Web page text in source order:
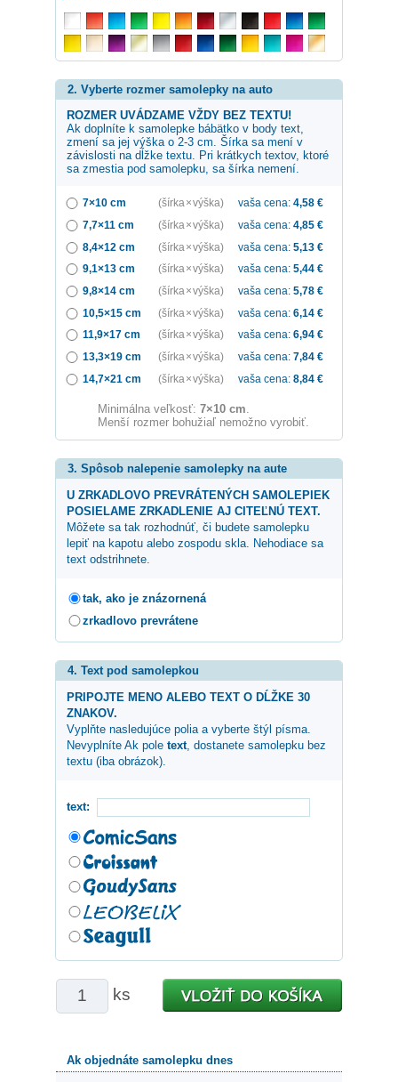
2. Vyberte rozmer samolepky na auto
ROZMER UVÁDZAME VŽDY BEZ TEXTU!
Ak doplníte k samolepke bábätko v body text,
zmení sa jej výška o 2-3 cm. Šírka sa mení v
závislosti na dĺžke textu. Pri krátkych textov, ktoré
sa zmestia pod samolepku, sa šírka nemení.
7×10 cm (šírka × výška) vaša cena: 4,58 €
7,7×11 cm
(šírka × výška) vaša cena: 4,85 €
8,4×12 cm
(šírka × výška) vaša cena: 5,13 €
9,1×13 cm
(šírka × výška) vaša cena: 5,44 €
9,8×14 cm
(šírka × výška) vaša cena: 5,78 €
10,5×15 cm
(šírka × výška) vaša cena: 6,14 €
11,9×17 cm
(šírka × výška) vaša cena: 6,94 €
13,3×19 cm
(šírka × výška) vaša cena: 7,84 €
14,7×21 cm
(šírka × výška) vaša cena: 8,84 €
Minimálna veľkosť: 7×10 cm.
Menší rozmer bohužiaľ nemožno vyrobiť.
3. Spôsob nalepenie samolepky na aute
U ZRKADLOVO PREVRÁTENÝCH SAMOLEPIEK
POSIELAME ZRKADLENIE AJ CITEĽNÚ TEXT.
Môžete sa tak rozhodnúť, či budete samolepku
lepiť na kapotu alebo zospodu skla. Nehodiace sa
text odstrihnete.
tak, ako je znázornená
zrkadlovo prevrátene
4. Text pod samolepkou
PRIPOJTE MENO ALEBO TEXT O DĹŽKE 30
ZNAKOV.
Vyplňte nasledujúce polia a vyberte štýl písma.
Nevyplníte Ak pole text, dostanete samolepku bez
textu (iba obrázok).
text:
ks
Ak objednáte samolepku dnes